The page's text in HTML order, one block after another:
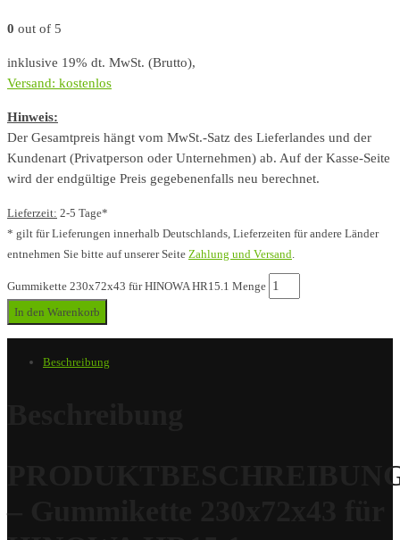
0 out of 5
inklusive 19% dt. MwSt. (Brutto),
Versand: kostenlos
Hinweis:
Der Gesamtpreis hängt vom MwSt.-Satz des Lieferlandes und der
Kundenart (Privatperson oder Unternehmen) ab. Auf der Kasse-Seite
wird der endgültige Preis gegebenenfalls neu berechnet.
Lieferzeit: 2-5 Tage*
* gilt für Lieferungen innerhalb Deutschlands, Lieferzeiten für andere Länder
entnehmen Sie bitte auf unserer Seite Zahlung und Versand
Gummikette 230x72x43 für HINOWA HR15.1 Menge
In den Warenkorb
Beschreibung